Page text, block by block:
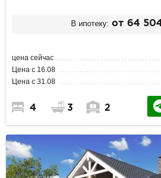
В ипотеку: от 64
цена сейчас
Цена с 16.08
Цена с 31.08
4 3 2